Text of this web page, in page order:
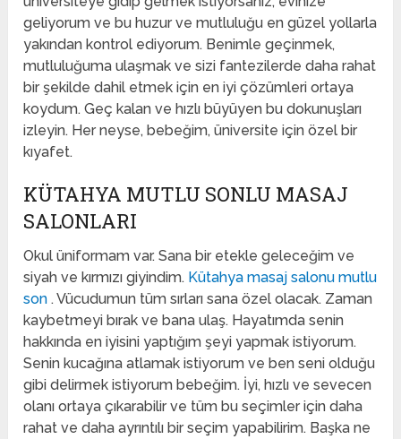
geliyorum ve bu huzur ve mutluluğu en güzel yollarla
yakından kontrol ediyorum. Benimle geçinmek,
mutluluğuma ulaşmak ve sizi fantezilerde daha rahat
bir şekilde dahil etmek için en iyi çözümleri ortaya
koydum. Geç kalan ve hızlı büyüyen bu dokunuşları
izleyin. Her neyse, bebeğim, üniversite için özel bir
kıyafet.
KÜTAHYA MUTLU SONLU MASAJ
SALONLARI
Okul üniformam var. Sana bir etekle geleceğim ve
siyah ve kırmızı giyindim. Kütahya masaj salonu mutlu
son . Vücudumun tüm sırları sana özel olacak. Zaman
kaybetmeyi bırak ve bana ulaş. Hayatımda senin
hakkında en iyisini yaptığım şeyi yapmak istiyorum.
Senin kucağına atlamak istiyorum ve ben seni olduğu
gibi delirmek istiyorum bebeğim. İyi, hızlı ve sevecen
olanı ortaya çıkarabilir ve tüm bu seçimler için daha
rahat ve daha ayrıntılı bir seçim yapabilirim. Başka ne